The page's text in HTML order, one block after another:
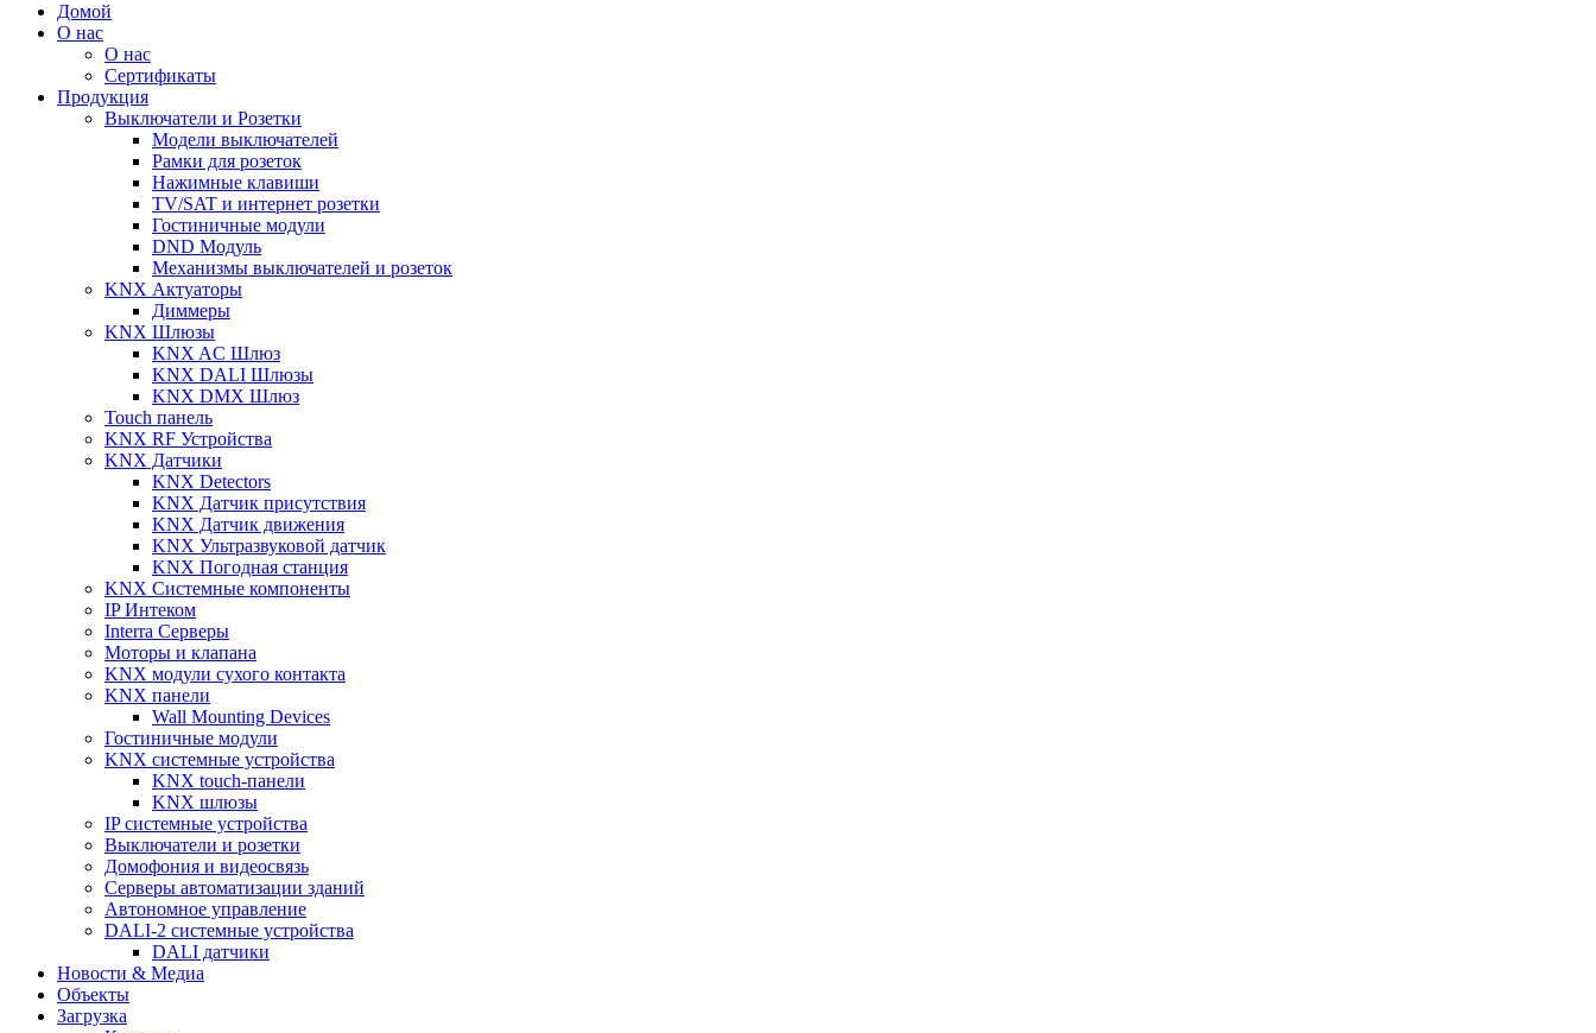
Домой
О нас
О нас
Сертификаты
Продукция
Выключатели и Розетки
Модели выключателей
Рамки для розеток
Нажимные клавиши
TV/SAT и интернет розетки
Гостиничные модули
DND Модуль
Механизмы выключателей и розеток
KNX Актуаторы
Диммеры
KNX Шлюзы
KNX AC Шлюз
KNX DALI Шлюзы
KNX DMX Шлюз
Touch панель
KNX RF Устройства
KNX Датчики
KNX Detectors
KNX Датчик присутствия
KNX Датчик движения
KNX Ультразвуковой датчик
KNX Погодная станция
KNX Системные компоненты
IP Интеком
Interra Серверы
Моторы и клапана
KNX модули сухого контакта
KNX панели
Wall Mounting Devices
Гостиничные модули
KNX системные устройства
KNX touch-панели
KNX шлюзы
IP системные устройства
Выключатели и розетки
Домофония и видеосвязь
Серверы автоматизации зданий
Автономное управление
DALI-2 системные устройства
DALI датчики
Новости & Медиа
Объекты
Загрузка